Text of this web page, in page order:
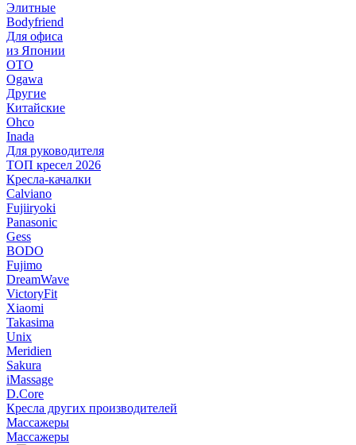
Элитные
Bodyfriend
Для офиса
из Японии
OTO
Ogawa
Другие
Китайские
Ohco
Inada
Для руководителя
ТОП кресел 2026
Кресла-качалки
Calviano
Fujiiryoki
Panasonic
Gess
BODO
Fujimo
DreamWave
VictoryFit
Xiaomi
Takasima
Unix
Meridien
Sakura
iMassage
D.Core
Кресла других производителей
Массажеры
Массажеры